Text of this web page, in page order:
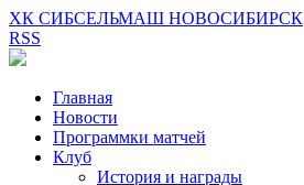
ХК СИБСЕЛЬМАШ НОВОСИБИРСК
RSS
Главная
Новости
Программки матчей
Клуб
История и награды